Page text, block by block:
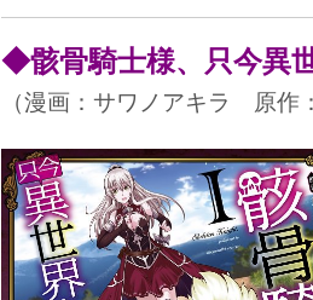
◆骸骨騎士様、只今異
（漫画：サワノアキラ 原作